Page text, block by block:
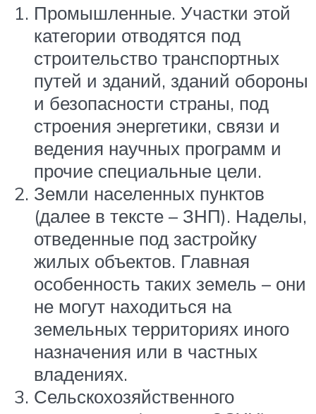
Промышленные. Участки этой
категории отводятся под
строительство транспортных
путей и зданий, зданий обороны
и безопасности страны, под
строения энергетики, связи и
ведения научных программ и
прочие специальные цели.
Земли населенных пунктов
(далее в тексте – ЗНП). Наделы,
отведенные под застройку
жилых объектов. Главная
особенность таких земель – они
не могут находиться на
земельных территориях иного
назначения или в частных
владениях.
Сельскохозяйственного